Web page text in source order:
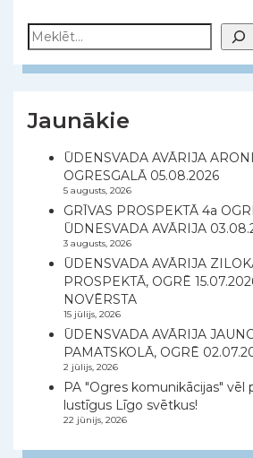
Meklēt
Jaunākie
ŪDENSVADA AVĀRIJA
OGRESGALĀ 05.08.2026
5 augusts, 2026
GRĪVAS PROSPEKTĀ 4a
ŪDNESVADA AVĀRIJA
3 augusts, 2026
ŪDENSVADA AVĀRIJA
PROSPEKTĀ, OGRĒ
NOVĒRSTA
15 jūlijs, 2026
ŪDENSVADA AVĀRIJA
PAMATSKOLĀ, OGRĒ
2 jūlijs, 2026
PA "Ogres komunikācijas" vēl
lustīgus Līgo svētkus!
22 jūnijs, 2026